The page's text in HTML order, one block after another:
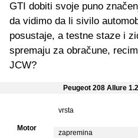
GTI dobiti svoje puno
da vidimo da li sivilo
posustaje, a testne staze i
spremaju za obračune,
JCW?
Peugeot 208 Allure
Motor
vrsta
zapremina